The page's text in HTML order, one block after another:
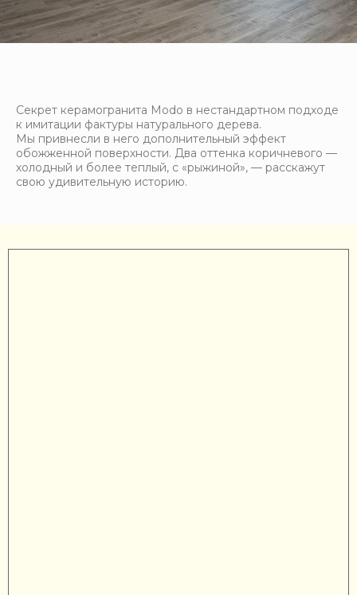
Секрет керамогранита Modo в нестандартном подходе
к имитации фактуры натурального дерева.
Мы привнесли в него дополнительный эффект
обожженной поверхности. Два оттенка коричневого —
холодный и более теплый, с «рыжиной», — расскажут
свою удивительную историю.